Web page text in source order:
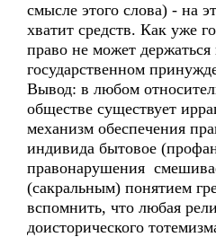
смысле этого слова) - на
хватит средств. Как уже
право не может
государственном
Вывод: в любом
обществе существует
механизм обеспечения
индивида бытовое
правонарушения
(сакральным) понятием
вспомнить, что любая
доисторического